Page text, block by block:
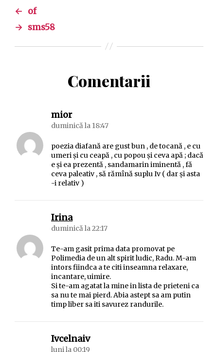
← of
→ sms58
Comentarii
miorspune:
duminică la 18:47
poezia diafană are gust bun , de tocană , e cu
umeri şi cu ceapă , cu popou şi ceva apă ; dacă
e şi ea prezentă , sandamarin iminentă , fă
ceva paleativ , să rămînă suplu Iv ( dar şi asta
-i relativ )
Irinaspune:
duminică la 22:17
Te-am gasit prima data promovat pe
Polimedia de un alt spirit ludic, Radu. M-am
intors fiindca a te citi inseamna relaxare,
incantare, uimire.
Si te-am agatat la mine in lista de prieteni ca
sa nu te mai pierd. Abia astept sa am putin
timp liber sa iti savurez randurile.
Ivcelnaivspune:
luni la 00:19